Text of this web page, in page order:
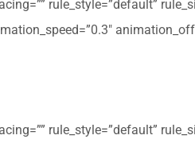
rule_style=”default”
rule_style=”default”